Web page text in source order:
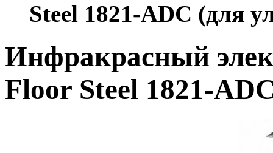
Steel 1821-ADC (для
Инфракрасный
Floor Steel 1821-